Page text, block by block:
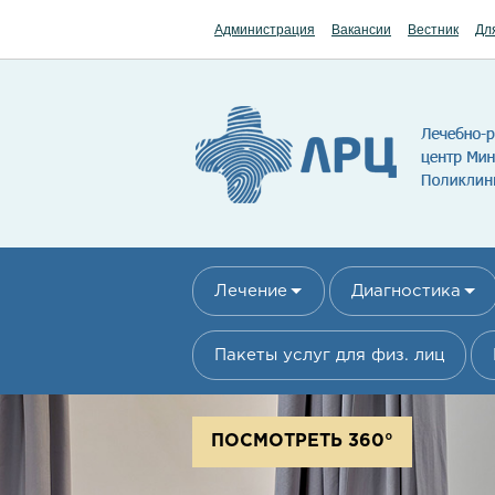
Администрация Вакансии Вестник
Лечение Диагностика
Пакеты услуг для физ. лиц
ПОСМОТРЕТЬ 360°